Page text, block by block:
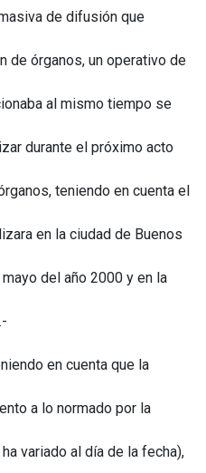
de difusión que
de órganos, un operativo de
al mismo tiempo se
durante el próximo acto
teniendo en cuenta el
en la ciudad de Buenos
del año 2000 y en la
en cuenta que la
a lo normado por la
variado al día de la fecha),